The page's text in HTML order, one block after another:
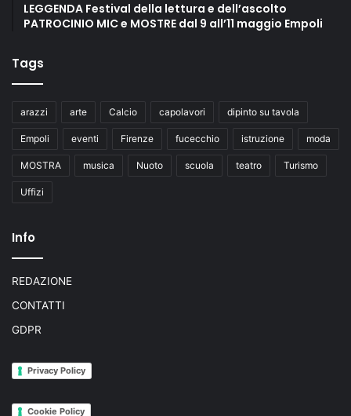
LEGGENDA Festival della lettura e dell’ascolto
PATROCINIO MIC e MOSTRE dal 9 all’11 maggio Empoli
Tags
arazzi arte Calcio capolavori dipinto su tavola
Empoli eventi Firenze fucecchio istruzione moda
MOSTRA musica Nuoto scuola teatro Turismo
Uffizi
Info
REDAZIONE
CONTATTI
GDPR
Privacy Policy
Cookie Policy